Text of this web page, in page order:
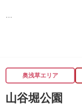
奥浅草エリア
山谷堀公園